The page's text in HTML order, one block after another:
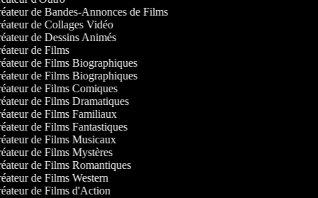
de Bandes-Annonces de Films
de Collages Vidéo
de Dessins Animés
de Films
de Films Biographiques
de Films Biographiques
de Films Comiques
de Films Dramatiques
de Films Familiaux
de Films Fantastiques
de Films Musicaux
de Films Mystères
de Films Romantiques
de Films Western
de Films d'Action